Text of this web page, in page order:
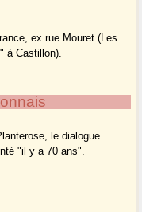
ex rue Mouret (Les
à Castillon).
le dialogue
"il y a 70 ans".